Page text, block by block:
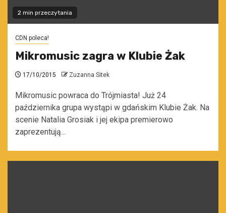
2 min przeczytania
CDN poleca!
Mikromusic zagra w Klubie Żak
17/10/2015 Zuzanna Sitek
Mikromusic powraca do Trójmiasta! Już 24
października grupa wystąpi w gdańskim Klubie Żak. Na
scenie Natalia Grosiak i jej ekipa premierowo
zaprezentują...